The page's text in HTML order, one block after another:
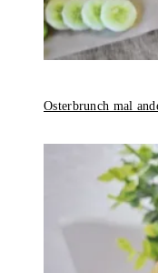
Osterbrunch mal